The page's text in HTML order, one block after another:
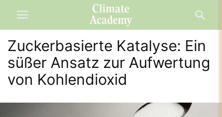
Zuckerbasierte Katalyse: Ein
süßer Ansatz zur Aufwertung
von Kohlendioxid